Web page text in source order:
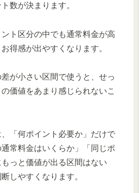
数が決まります。
ト区分の中でも通常料金が高
得感が出やすくなります。
が小さい区間で使うと、せっ
価値をあまり感じられないこ
「何ポイント必要か」だけで
常料金はいくらか」「同じポ
っと価値が出る区間はない
しやすくなります。